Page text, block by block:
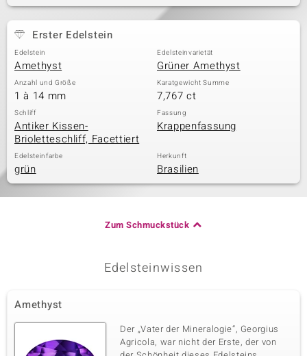
Erster Edelstein
Edelstein
Amethyst
Edelsteinvarietät
Grüner Amethyst
Anzahl und Größe
1 à 14 mm
Karatgewicht Summe
7,767 ct
Schliff
Antiker Kissen-
Brioletteschliff, Facettiert
Fassung
Krappenfassung
Edelsteinfarbe
grün
Herkunft
Brasilien
Zum Schmuckstück
Edelsteinwissen
Amethyst
Der „Vater der Mineralogie“, Georgius
Agricola, war nicht der Erste, der von